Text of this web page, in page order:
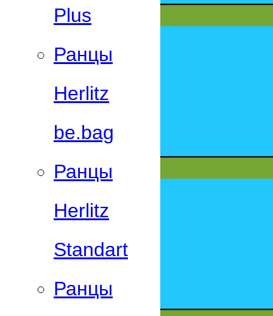
Plus
Ранцы
Herlitz
be.bag
Ранцы
Herlitz
Standart
Ранцы